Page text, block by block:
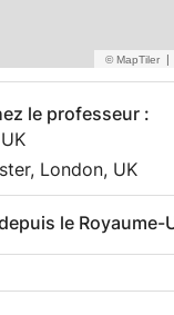
certificats
C2 délivré par
A1-A6 (B2) délivré
de grandes
|
le professeur :
London, UK
le Royaume-